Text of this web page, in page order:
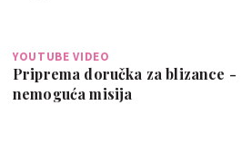
YOUTUBE VIDEO
Priprema doručka za blizance -
nemoguća misija